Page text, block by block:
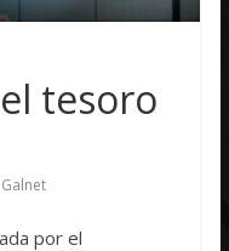
tesoro
Galnet
por el